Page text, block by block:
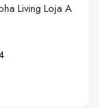
Living Loja A